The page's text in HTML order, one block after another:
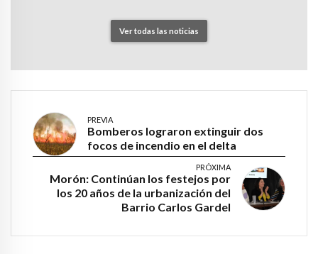
Ver todas las noticias
PREVIA
Bomberos lograron extinguir dos
focos de incendio en el delta
PRÓXIMA
Morón: Continúan los festejos por
los 20 años de la urbanización del
Barrio Carlos Gardel